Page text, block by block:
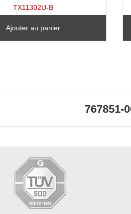
TX11302U-B
Ajouter au panier
767851-